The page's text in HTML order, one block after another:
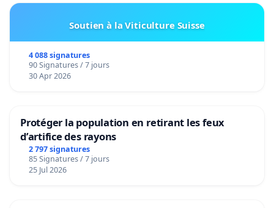
Soutien à la Viticulture Suisse
4 088 signatures
90 Signatures / 7 jours
30 Apr 2026
Protéger la population en retirant les feux
d’artifice des rayons
2 797 signatures
85 Signatures / 7 jours
25 Jul 2026